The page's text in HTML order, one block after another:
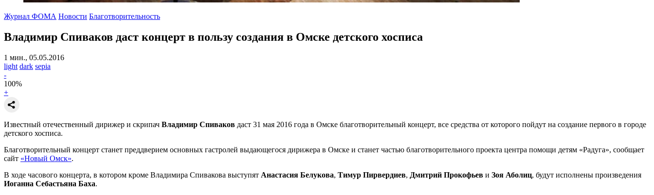
Журнал ФОМА Новости Благотворительность
Владимир Спиваков даст концерт в пользу создания в Омске детского хосписа
1 мин., 05.05.2016
light dark sepia
-
100%
+
Известный отечественный дирижер и скрипач Владимир Спиваков даст 31 мая 2016 года в Омске благотворительный концерт, все средства от которого пойдут на создание первого в городе
детского хосписа.
Благотворительный концерт станет преддверием основных гастролей выдающегося дирижера в Омске и станет частью благотворительного проекта центра помощи детям «Радуга», сообщает
сайт «Новый Омск».
В ходе часового концерта, в котором кроме Владимира Спивакова выступят Анастасия Белукова, Тимур Пирвердиев, Дмитрий Прокофьев и Зоя Аболиц, будут исполнены произведения
Иоганна Себастьяна Баха.